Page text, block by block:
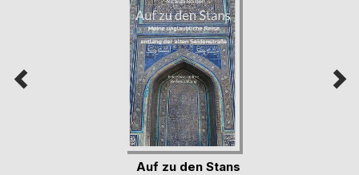
Auf zu den Stans